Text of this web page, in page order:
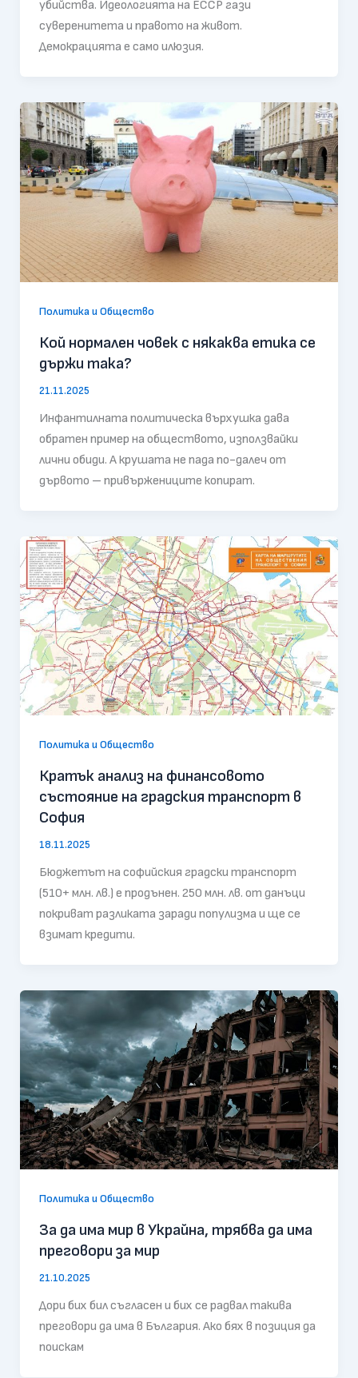
убийства. Идеологията на ЕССР гази
суверенитета и правото на живот.
Демокрацията е само илюзия.
Политика и Общество
Кой нормален човек с някаква етика се
държи така?
21.11.2025
Инфантилната политическа върхушка дава
обратен пример на обществото, използвайки
лични обиди. А крушата не пада по-далеч от
дървото – привържениците копират.
Политика и Общество
Кратък анализ на финансовото
състояние на градския транспорт в
София
18.11.2025
Бюджетът на софийския градски транспорт
(510+ млн. лв.) е продънен. 250 млн. лв. от данъци
покриват разликата заради популизма и ще се
взимат кредити.
Политика и Общество
За да има мир в Украйна, трябва да има
преговори за мир
21.10.2025
Дори бих бил съгласен и бих се радвал такива
преговори да има в България. Ако бях в позиция да
поискам